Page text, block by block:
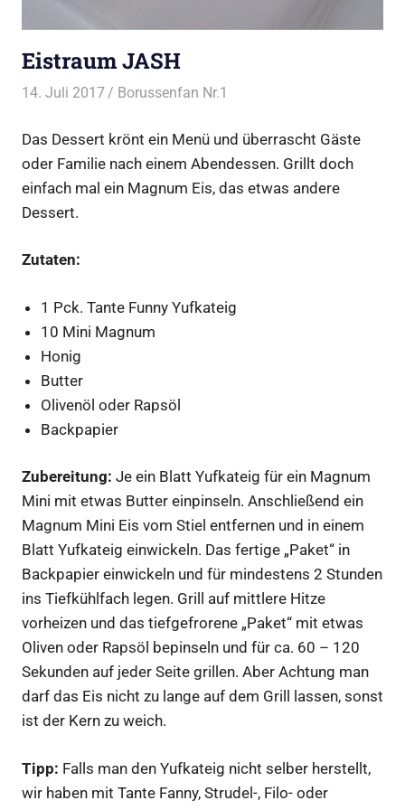
Eistraum JASH
14. Juli 2017 Borussenfan Nr.1
Das Dessert krönt ein Menü und überrascht Gäste
oder Familie nach einem Abendessen. Grillt doch
einfach mal ein Magnum Eis, das etwas andere
Dessert.
Zutaten:
1 Pck. Tante Funny Yufkateig
10 Mini Magnum
Honig
Butter
Olivenöl oder Rapsöl
Backpapier
Zubereitung: Je ein Blatt Yufkateig für ein Magnum
Mini mit etwas Butter einpinseln. Anschließend ein
Magnum Mini Eis vom Stiel entfernen und in einem
Blatt Yufkateig einwickeln. Das fertige „Paket“ in
Backpapier einwickeln und für mindestens 2 Stunden
ins Tiefkühlfach legen. Grill auf mittlere Hitze
vorheizen und das tiefgefrorene „Paket“ mit etwas
Oliven oder Rapsöl bepinseln und für ca. 60 – 120
Sekunden auf jeder Seite grillen. Aber Achtung man
darf das Eis nicht zu lange auf dem Grill lassen, sonst
ist der Kern zu weich.
Tipp: Falls man den Yufkateig nicht selber herstellt,
wir haben mit Tante Fanny, Strudel-, Filo- oder